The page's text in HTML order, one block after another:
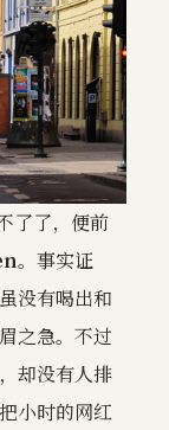
了了，便前
。事实证
没有喝出和
之急。不过
却没有人排
小时的网红